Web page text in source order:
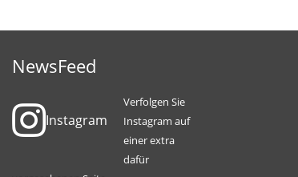
NewsFeed
Instagram
Verfolgen Sie
Instagram auf
einer extra
dafür